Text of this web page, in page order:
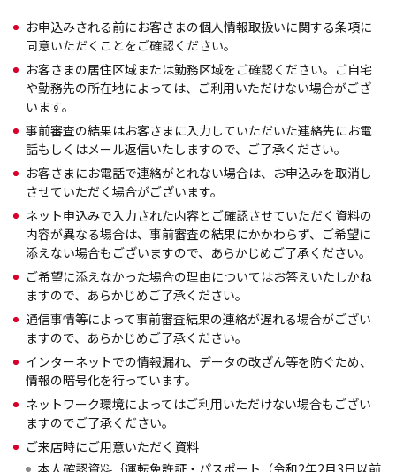
お申込みされる前にお客さまの個人情報取扱いに関する条項に
同意いただくことをご確認ください。
お客さまの居住区域または勤務区域をご確認ください。ご自宅
や勤務先の所在地によっては、ご利用いただけない場合がござ
います。
事前審査の結果はお客さまに入力していただいた連絡先にお電
話もしくはメール返信いたしますので、ご了承ください。
お客さまにお電話で連絡がとれない場合は、お申込みを取消し
させていただく場合がございます。
ネット申込みで入力された内容とご確認させていただく資料の
内容が異なる場合は、事前審査の結果にかかわらず、ご希望に
添えない場合もございますので、あらかじめご了承ください。
ご希望に添えなかった場合の理由についてはお答えいたしかね
ますので、あらかじめご了承ください。
通信事情等によって事前審査結果の連絡が遅れる場合がござい
ますので、あらかじめご了承ください。
インターネットでの情報漏れ、データの改ざん等を防ぐため、
情報の暗号化を行っています。
ネットワーク環境によってはご利用いただけない場合もござい
ますのでご了承ください。
ご来店時にご用意いただく資料
本人確認資料｛運転免許証・パスポート（令和2年2月3日以前